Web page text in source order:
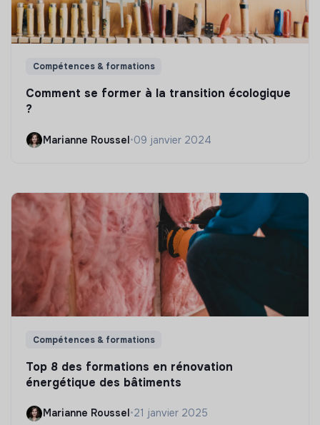
Compétences & formations
Comment se former à la transition écologique
?
Marianne Roussel•09 janvier 2024
Compétences & formations
Top 8 des formations en rénovation
énergétique des bâtiments
Marianne Roussel•21 janvier 2025